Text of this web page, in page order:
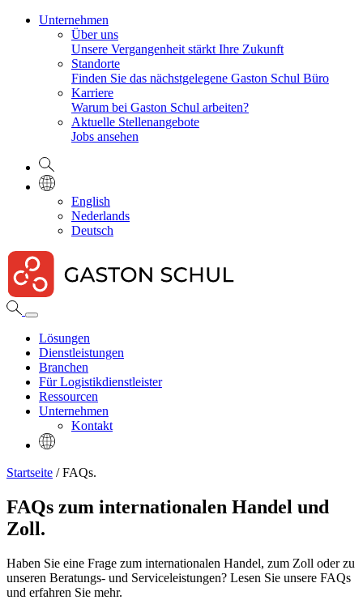
Unternehmen
Über uns
Unsere Vergangenheit stärkt Ihre Zukunft
Standorte
Finden Sie das nächstgelegene Gaston Schul Büro
Karriere
Warum bei Gaston Schul arbeiten?
Aktuelle Stellenangebote
Jobs ansehen
English
Nederlands
Deutsch
Lösungen
Dienstleistungen
Branchen
Für Logistikdienstleister
Ressourcen
Unternehmen
Kontakt
Startseite / FAQs.
FAQs zum internationalen Handel und
Zoll.
Haben Sie eine Frage zum internationalen Handel, zum Zoll oder zu
unseren Beratungs- und Serviceleistungen? Lesen Sie unsere FAQs
und erfahren Sie mehr.